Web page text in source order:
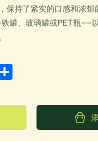
保持了紧实的口感和浓郁
罐、玻璃罐或PET瓶——